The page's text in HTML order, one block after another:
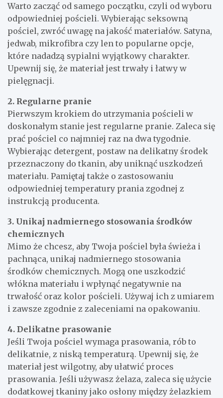
Warto zacząć od samego początku, czyli od wyboru
odpowiedniej pościeli. Wybierając seksowną
pościel, zwróć uwagę na jakość materiałów. Satyna,
jedwab, mikrofibra czy len to popularne opcje,
które nadadzą sypialni wyjątkowy charakter.
Upewnij się, że materiał jest trwały i łatwy w
pielęgnacji.
2. Regularne pranie
Pierwszym krokiem do utrzymania pościeli w
doskonałym stanie jest regularne pranie. Zaleca się
prać pościel co najmniej raz na dwa tygodnie.
Wybierając detergent, postaw na delikatny środek
przeznaczony do tkanin, aby uniknąć uszkodzeń
materiału. Pamiętaj także o zastosowaniu
odpowiedniej temperatury prania zgodnej z
instrukcją producenta.
3. Unikaj nadmiernego stosowania środków
chemicznych
Mimo że chcesz, aby Twoja pościel była świeża i
pachnąca, unikaj nadmiernego stosowania
środków chemicznych. Mogą one uszkodzić
włókna materiału i wpłynąć negatywnie na
trwałość oraz kolor pościeli. Używaj ich z umiarem
i zawsze zgodnie z zaleceniami na opakowaniu.
4. Delikatne prasowanie
Jeśli Twoja pościel wymaga prasowania, rób to
delikatnie, z niską temperaturą. Upewnij się, że
materiał jest wilgotny, aby ułatwić proces
prasowania. Jeśli używasz żelaza, zaleca się użycie
dodatkowej tkaniny jako osłony między żelazkiem